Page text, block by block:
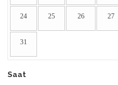
24 25 26 27
31
Saat